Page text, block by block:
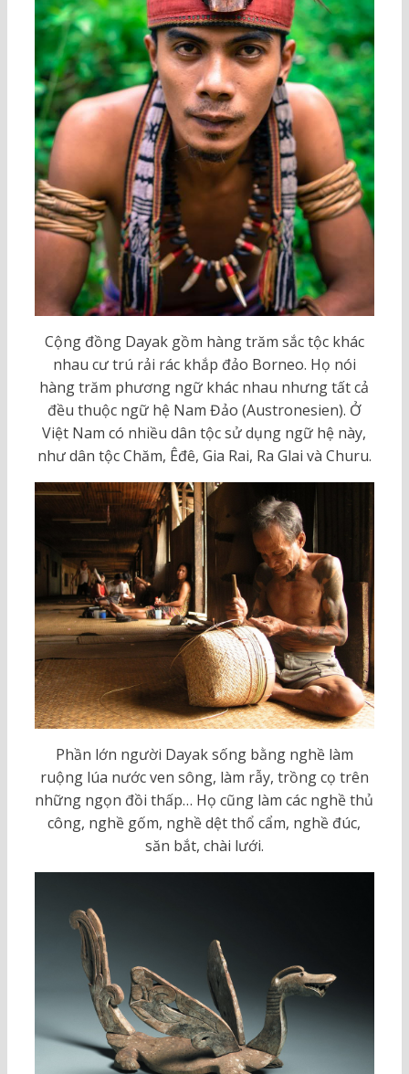
Cộng đồng Dayak gồm hàng trăm sắc tộc khác
nhau cư trú rải rác khắp đảo Borneo. Họ nói
hàng trăm phương ngữ khác nhau nhưng tất cả
đều thuộc ngữ hệ Nam Đảo (Austronesien). Ở
Việt Nam có nhiều dân tộc sử dụng ngữ hệ này,
như dân tộc Chăm, Êđê, Gia Rai, Ra Glai và Churu.
Phần lớn người Dayak sống bằng nghề làm
ruộng lúa nước ven sông, làm rẫy, trồng cọ trên
những ngọn đồi thấp… Họ cũng làm các nghề thủ
công, nghề gốm, nghề dệt thổ cẩm, nghề đúc,
săn bắt, chài lưới.